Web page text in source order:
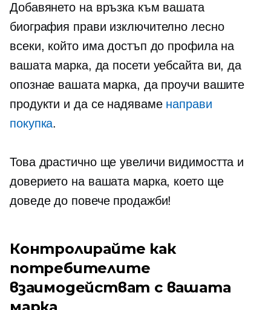
Добавянето на връзка към вашата
биография прави изключително лесно
всеки, който има достъп до профила на
вашата марка, да посети уебсайта ви, да
опознае вашата марка, да проучи вашите
продукти и да се надяваме направи
покупка.
Това драстично ще увеличи видимостта и
доверието на вашата марка, което ще
доведе до повече продажби!
Контролирайте как
потребителите
взаимодействат с вашата